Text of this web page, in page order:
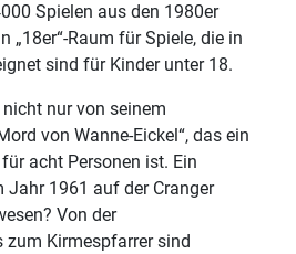
Spielen aus den 1980er
„18er“-Raum für Spiele, die in
sind für Kinder unter 18.
nur von seinem
von Wanne-Eickel“, das ein
acht Personen ist. Ein
1961 auf der Cranger
Von der
zum Kirmespfarrer sind